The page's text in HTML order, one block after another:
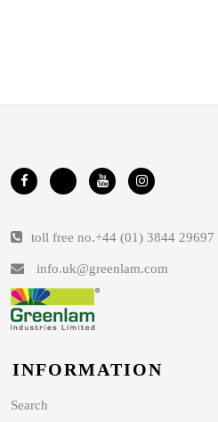
toll free no.+44 (01) 3844 29697
info.uk@greenlam.com
INFORMATION
Search